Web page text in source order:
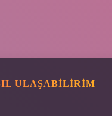
ULAŞABILIRIM